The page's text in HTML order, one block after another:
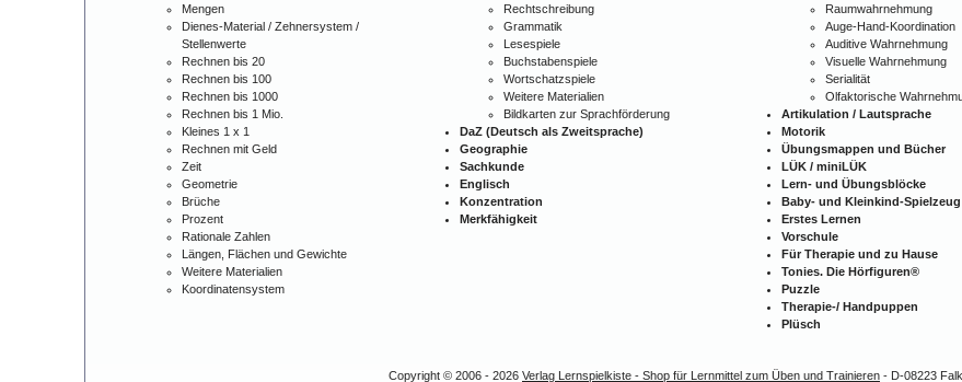
Mengen
Dienes-Material / Zehnersystem /
Stellenwerte
Rechnen bis 20
Rechnen bis 100
Rechnen bis 1000
Rechnen bis 1 Mio.
Kleines 1 x 1
Rechnen mit Geld
Zeit
Geometrie
Brüche
Prozent
Rationale Zahlen
Längen, Flächen und Gewichte
Weitere Materialien
Koordinatensystem
Rechtschreibung
Grammatik
Lesespiele
Buchstabenspiele
Wortschatzspiele
Weitere Materialien
Bildkarten zur Sprachförderung
DaZ (Deutsch als Zweitsprache)
Geographie
Sachkunde
Englisch
Konzentration
Merkfähigkeit
Raumwahrnehmung
Auge-Hand-Koordination
Auditive Wahrnehmung
Visuelle Wahrnehmung
Serialität
Olfaktorische
Artikulation / Lautsprache
Motorik
Übungsmappen und Bücher
LÜK / miniLÜK
Lern- und Übungsblöcke
Baby- und Kleinkind-Spielzeug
Erstes Lernen
Vorschule
Für Therapie und zu Hause
Tonies. Die Hörfiguren®
Puzzle
Therapie-/ Handpuppen
Plüsch
Copyright © 2006 - 2026 Verlag Lernspielkiste - Shop für Lernmittel zum Üben und Trainieren - D-08223